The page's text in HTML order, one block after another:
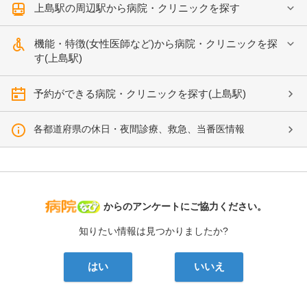
上島駅の周辺駅から病院・クリニックを探す
機能・特徴(女性医師など)から病院・クリニックを探
す(上島駅)
予約ができる病院・クリニックを探す(上島駅)
各都道府県の休日・夜間診療、救急、当番医情報
病院なび
からのアンケートにご協力ください。
知りたい情報は見つかりましたか?
はい いいえ